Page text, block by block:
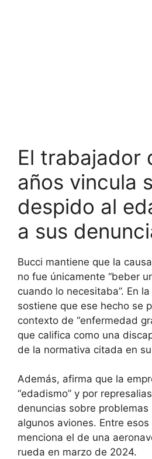
El trabajador
años vincula
despido al
a sus
Bucci mantiene que la
no fue únicamente “beber
cuando lo necesitaba”. En
sostiene que ese hecho se
contexto de “enfermedad
que califica como una
de la normativa citada en
Además, afirma que la
“edadismo” y por
denuncias sobre
algunos aviones. Entre
menciona el de una
rueda en marzo de 2024.